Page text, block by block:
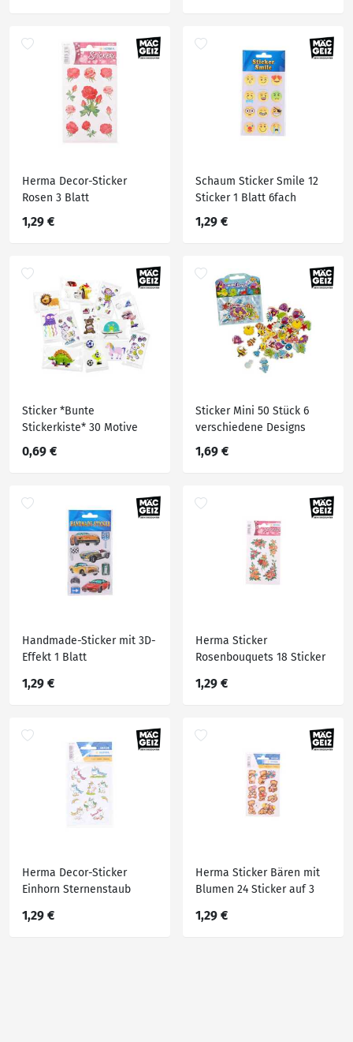
Herma Decor-Sticker
Rosen 3 Blatt
1,29 €
Schaum Sticker Smile 12
Sticker 1 Blatt 6fach
1,29 €
Sticker *Bunte
Stickerkiste* 30 Motive
0,69 €
Sticker Mini 50 Stück 6
verschiedene Designs
1,69 €
Handmade-Sticker mit 3D-
Effekt 1 Blatt
1,29 €
Herma Sticker
Rosenbouquets 18 Sticker
1,29 €
Herma Decor-Sticker
Einhorn Sternenstaub
1,29 €
Herma Sticker Bären mit
Blumen 24 Sticker auf 3
1,29 €